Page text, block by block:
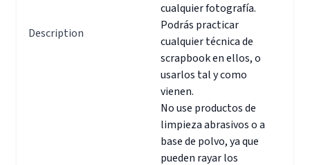
Description
cualquier fotografía.
Podrás practicar
cualquier técnica de
scrapbook en ellos, o
usarlos tal y como
vienen.
No use productos de
limpieza abrasivos o a
base de polvo, ya que
pueden rayar los